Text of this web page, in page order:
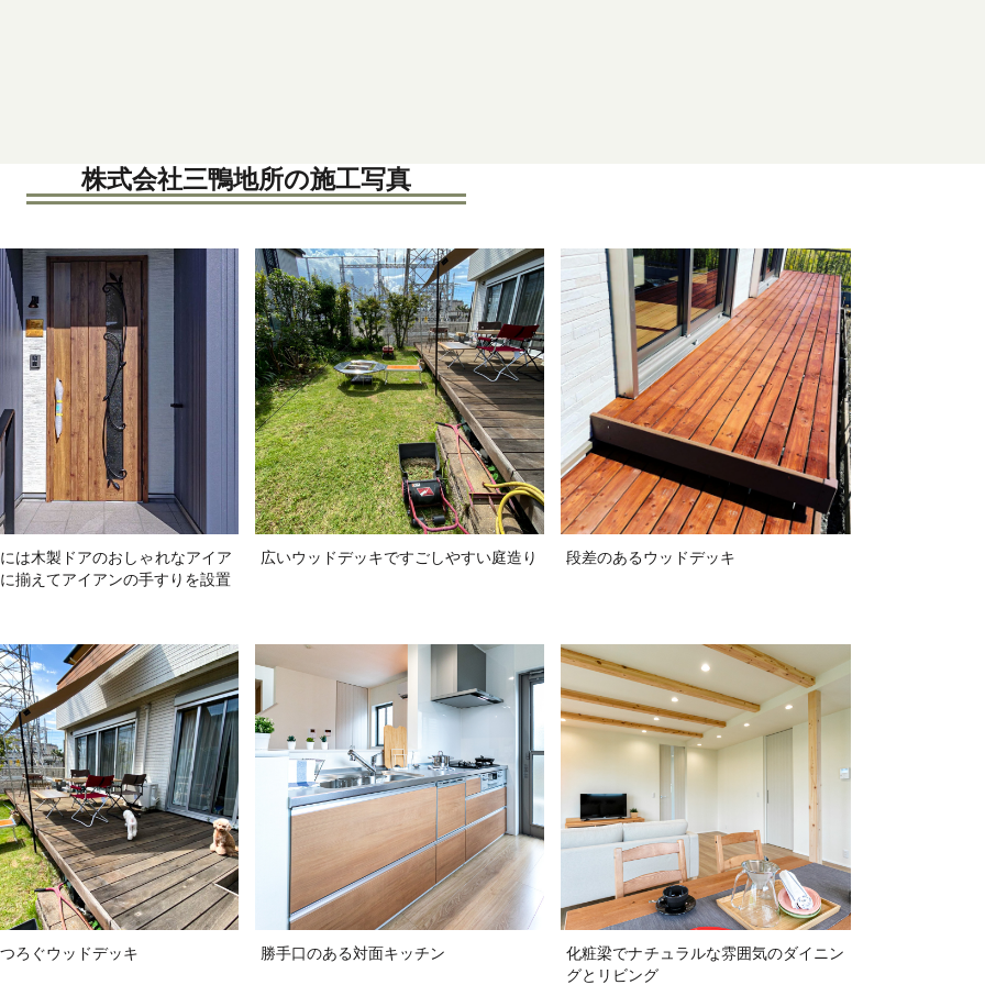
株式会社三鴨地所の施工写真
は木製ドアのおしゃれなアイア
揃えてアイアンの手すりを設置
広いウッドデッキですごしやすい庭造り 段差のあるウッドデッキ
ろぐウッドデッキ 勝手口のある対面キッチン
化粧梁でナチュラルな雰囲気のダイニン
グとリビング